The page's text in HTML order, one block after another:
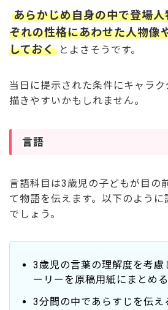
あらかじめ自身の中で登場
ぞれの性格にあわせた人物像
しておく とよさそうです。
当日に提示された条件にキャラク
描きやすいかもしれません。
言語
言語科目は3歳児の子どもが目の
て物語を伝えます。以下のように
でしょう。
3歳児の言葉の理解度を考慮
ーリーを原稿用紙にまとめる
3分間の中であらすじを伝え